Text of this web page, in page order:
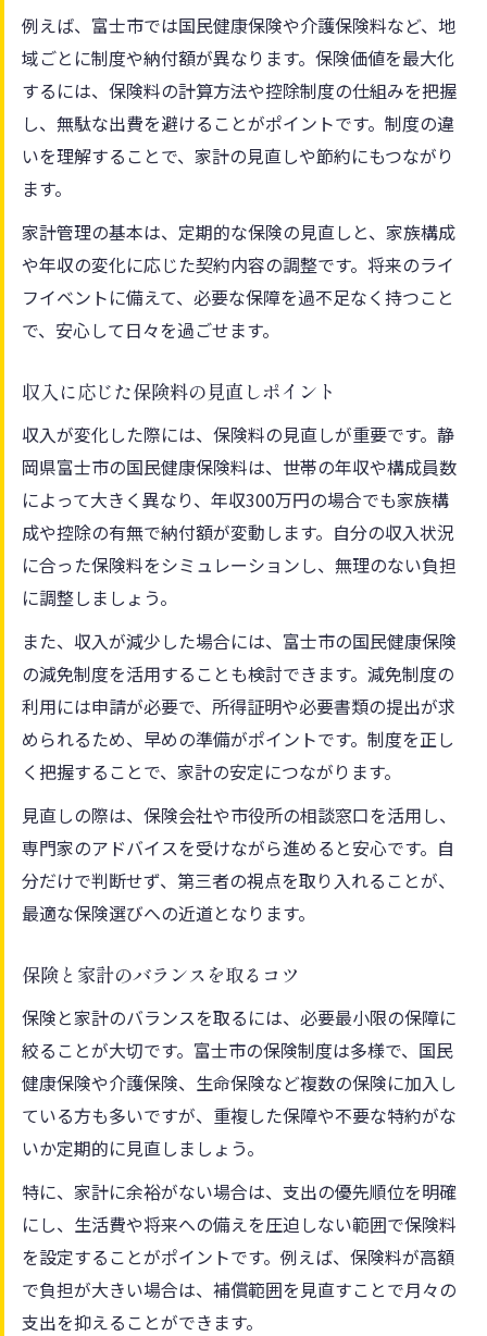
例えば、富士市では国民健康保険や介護保険料など、地
域ごとに制度や納付額が異なります。保険価値を最大化
するには、保険料の計算方法や控除制度の仕組みを把握
し、無駄な出費を避けることがポイントです。制度の違
いを理解することで、家計の見直しや節約にもつながり
ます。
家計管理の基本は、定期的な保険の見直しと、家族構成
や年収の変化に応じた契約内容の調整です。将来のライ
フイベントに備えて、必要な保障を過不足なく持つこと
で、安心して日々を過ごせます。
収入に応じた保険料の見直しポイント
収入が変化した際には、保険料の見直しが重要です。静
岡県富士市の国民健康保険料は、世帯の年収や構成員数
によって大きく異なり、年収300万円の場合でも家族構
成や控除の有無で納付額が変動します。自分の収入状況
に合った保険料をシミュレーションし、無理のない負担
に調整しましょう。
また、収入が減少した場合には、富士市の国民健康保険
の減免制度を活用することも検討できます。減免制度の
利用には申請が必要で、所得証明や必要書類の提出が求
められるため、早めの準備がポイントです。制度を正し
く把握することで、家計の安定につながります。
見直しの際は、保険会社や市役所の相談窓口を活用し、
専門家のアドバイスを受けながら進めると安心です。自
分だけで判断せず、第三者の視点を取り入れることが、
最適な保険選びへの近道となります。
保険と家計のバランスを取るコツ
保険と家計のバランスを取るには、必要最小限の保障に
絞ることが大切です。富士市の保険制度は多様で、国民
健康保険や介護保険、生命保険など複数の保険に加入し
ている方も多いですが、重複した保障や不要な特約がな
いか定期的に見直しましょう。
特に、家計に余裕がない場合は、支出の優先順位を明確
にし、生活費や将来への備えを圧迫しない範囲で保険料
を設定することがポイントです。例えば、保険料が高額
で負担が大きい場合は、補償範囲を見直すことで月々の
支出を抑えることができます。